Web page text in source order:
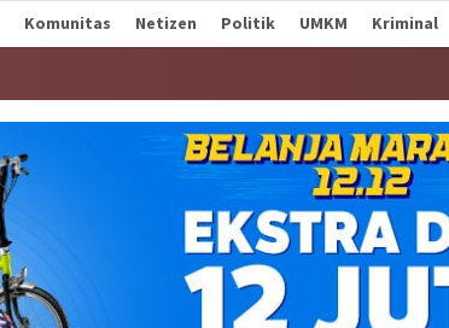
Komunitas Netizen Politik UMKM Kriminal